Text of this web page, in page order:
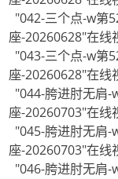
"042-三个点-w第
座-20260628"在线
"043-三个点-w第
座-20260628"在线
"044-胯进肘无肩-
座-20260703"在线
"045-胯进肘无肩-
座-20260703"在线
"046-胯进肘无肩-